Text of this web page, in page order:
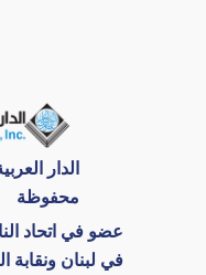
محفوظة
عضو في اتحاد
في لبنان ونقابة